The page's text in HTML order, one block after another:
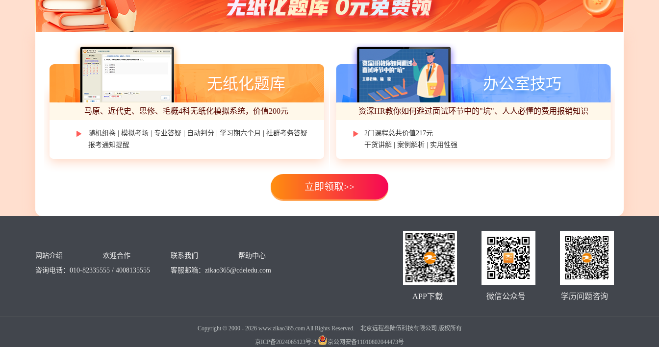
无纸化题库
马原、近代史、思修、毛概4科无纸化模拟系统，价值200元
随机组卷 | 模拟考场 | 专业答疑 | 自动判分 | 学习期六个月 | 社群考务答疑
报考通知提醒
办公室技巧
资深HR教你如何避过面试环节中的"坑"、人人必懂的费用报销知识
2门课程总共价值217元
干货讲解 | 案例解析 | 实用性强
立即领取>>
网站介绍 欢迎合作 联系我们
帮助中心
咨询电话：010-82335555 / 4008135555
客服邮箱： zikao365@cdeledu.com
学历问题咨询
微信公众号
APP下载
Copyright ©2000 - 2026www.zikao365.com All Rights Reserved. 北京远程叁陆伍科技有限公司 版权所有
京ICP备2024065123号-2
京公网安备11010802044473号